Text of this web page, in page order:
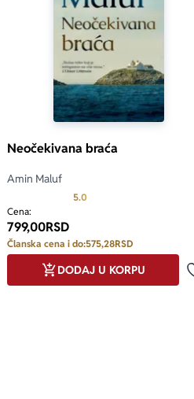
omiljene
Neočekivana braća
Amin Maluf
5.0
Cena:
799,00RSD
Članska cena i do:575,28RSD
DODAJ U KORPU